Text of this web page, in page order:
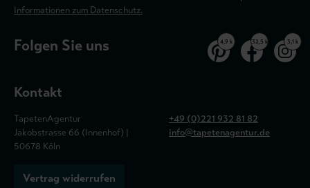
Informationen zum Datenschutz.
Folgen Sie uns 4,9 k 32,5 k 3,1 k
Kontakt
TapetenAgentur
Jakobstrasse 66 (Innenhof) |
50678 Köln
+49 (0)221 932 81 82
info@tapetenagentur.de
Vertrag widerrufen